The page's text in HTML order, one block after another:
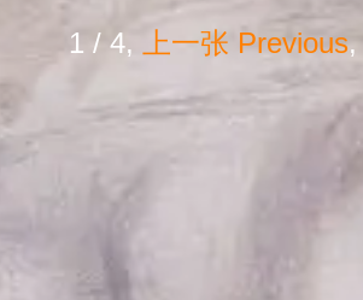
1/ 4, 上一张 Previous,